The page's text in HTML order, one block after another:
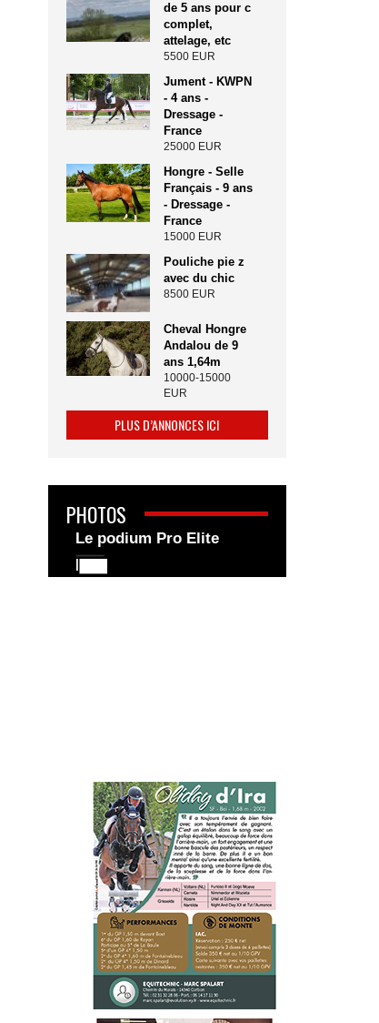
de 5 ans pour c
complet,
attelage, etc
5500 EUR
Jument - KWPN
- 4 ans -
Dressage -
France
25000 EUR
Hongre - Selle
Français - 9 ans
- Dressage -
France
15000 EUR
Pouliche pie z
avec du chic
8500 EUR
Cheval Hongre
Andalou de 9
ans 1,64m
10000-15000
EUR
PLUS D’ANNONCES ICI
PHOTOS
Le podium Pro Elite